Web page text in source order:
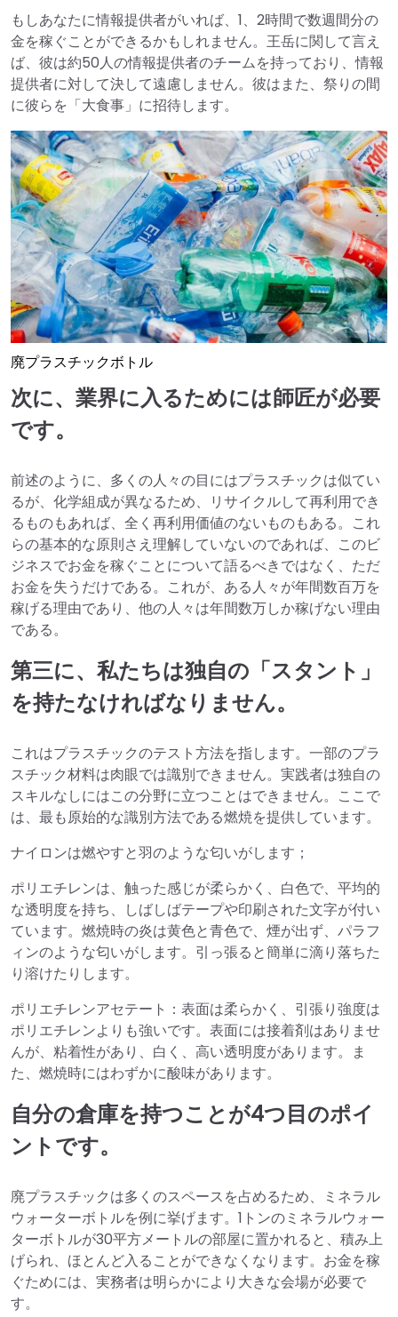
もしあなたに情報提供者がいれば、1、2時間で数週間分の
金を稼ぐことができるかもしれません。王岳に関して言え
ば、彼は約50人の情報提供者のチームを持っており、情報
提供者に対して決して遠慮しません。彼はまた、祭りの間
に彼らを「大食事」に招待します。
廃プラスチックボトル
次に、業界に入るためには師匠が必要
です。
前述のように、多くの人々の目にはプラスチックは似てい
るが、化学組成が異なるため、リサイクルして再利用でき
るものもあれば、全く再利用価値のないものもある。これ
らの基本的な原則さえ理解していないのであれば、このビ
ジネスでお金を稼ぐことについて語るべきではなく、ただ
お金を失うだけである。これが、ある人々が年間数百万を
稼げる理由であり、他の人々は年間数万しか稼げない理由
である。
第三に、私たちは独自の「スタント」
を持たなければなりません。
これはプラスチックのテスト方法を指します。一部のプラ
スチック材料は肉眼では識別できません。実践者は独自の
スキルなしにはこの分野に立つことはできません。ここで
は、最も原始的な識別方法である燃焼を提供しています。
ナイロンは燃やすと羽のような匂いがします；
ポリエチレンは、触った感じが柔らかく、白色で、平均的
な透明度を持ち、しばしばテープや印刷された文字が付い
ています。燃焼時の炎は黄色と青色で、煙が出ず、パラフ
ィンのような匂いがします。引っ張ると簡単に滴り落ちた
り溶けたりします。
ポリエチレンアセテート：表面は柔らかく、引張り強度は
ポリエチレンよりも強いです。表面には接着剤はありませ
んが、粘着性があり、白く、高い透明度があります。ま
た、燃焼時にはわずかに酸味があります。
自分の倉庫を持つことが4つ目のポイ
ントです。
廃プラスチックは多くのスペースを占めるため、ミネラル
ウォーターボトルを例に挙げます。1トンのミネラルウォー
ターボトルが30平方メートルの部屋に置かれると、積み上
げられ、ほとんど入ることができなくなります。お金を稼
ぐためには、実務者は明らかにより大きな会場が必要で
す。